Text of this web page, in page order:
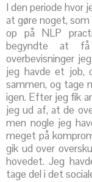
I den periode hvor
at gøre noget,
op på NLP
begyndte at
overbevisninger
jeg havde et job,
sammen, og tage
igen. Efter jeg fik
jeg ud af, at de
men nogle jeg
meget på
gik ud over
hovedet. Jeg
tage del i det